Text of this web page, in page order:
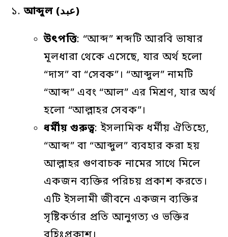
১.আব্দুল (عبد)
উৎপত্তি: “আব্দ” শব্দটি আরবি ভাষার
মূলধারা থেকে এসেছে, যার অর্থ হলো
“দাস” বা “সেবক”। “আব্দুল” নামটি
“আব্দ” এবং “আল” এর মিশ্রণ, যার অর্থ
হলো “আল্লাহর সেবক”।
ধর্মীয় গুরুত্ব: ইসলামিক ধর্মীয় ঐতিহ্যে,
“আব্দ” বা “আব্দুল” ব্যবহার করা হয়
আল্লাহর গুণবাচক নামের সাথে মিলে
একজন ব্যক্তির পরিচয় প্রকাশ করতে।
এটি ইসলামী জীবনে একজন ব্যক্তির
সৃষ্টিকর্তার প্রতি আনুগত্য ও ভক্তির